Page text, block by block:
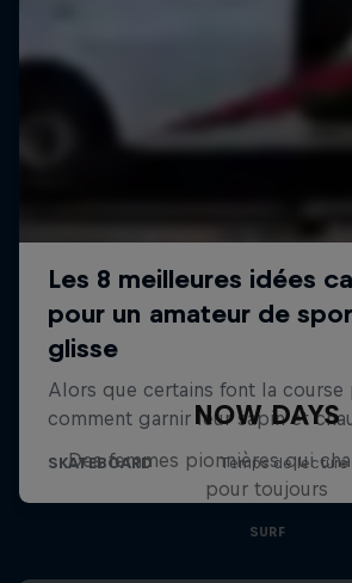
NOW DAYS
Des femmes pionnières qui
pour toujours
SURF